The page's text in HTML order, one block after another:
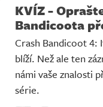
KVÍZ -
Bandicoota
Crash Bandicoot 4:
blíží. Než ale ten
námi vaše znalosti
série.